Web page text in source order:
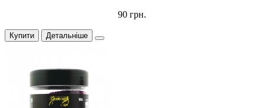
90 грн.
Купити Детальніше